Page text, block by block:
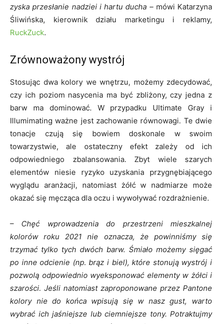
zyska przesłanie nadziei i hartu ducha – mówi Katarzyna
Śliwińska, kierownik działu marketingu i reklamy,
RuckZuck.
Zrównoważony wystrój
Stosując dwa kolory we wnętrzu, możemy zdecydować,
czy ich poziom nasycenia ma być zbliżony, czy jedna z
barw ma dominować. W przypadku Ultimate Gray i
Illumimating ważne jest zachowanie równowagi. Te dwie
tonacje czują się bowiem doskonale w swoim
towarzystwie, ale ostateczny efekt zależy od ich
odpowiedniego zbalansowania. Zbyt wiele szarych
elementów niesie ryzyko uzyskania przygnębiającego
wyglądu aranżacji, natomiast żółć w nadmiarze może
okazać się męcząca dla oczu i wywoływać rozdrażnienie.
– Chęć wprowadzenia do przestrzeni mieszkalnej
kolorów roku 2021 nie oznacza, że powinniśmy się
trzymać tylko tych dwóch barw. Śmiało możemy sięgać
po inne odcienie (np. brąz i biel), które stonują wystrój i
pozwolą odpowiednio wyeksponować elementy w żółci i
szarości. Jeśli natomiast zaproponowane przez Pantone
kolory nie do końca wpisują się w nasz gust, warto
wybrać ich jaśniejsze lub ciemniejsze tony. Potraktujmy